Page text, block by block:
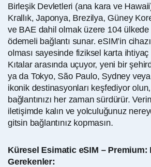
Birleşik Devletleri (ana kara ve
Krallık, Japonya, Brezilya, Güney
ve BAE dahil olmak üzere 104
ödemeli bağlantı sunar. eSIM’in
olması sayesinde fiziksel karta
Kıtalar arasında uçuyor, yeni bir
ya da Tokyo, São Paulo, Sydney
ikonik destinasyonları keşfediyor
bağlantınızı her zaman sürdürür.
iletişimde kalın ve yolculuğunuz
gitsin bağlantınız kopmasın.
Küresel Esimatic eSIM – Premium:
Gerekenler: